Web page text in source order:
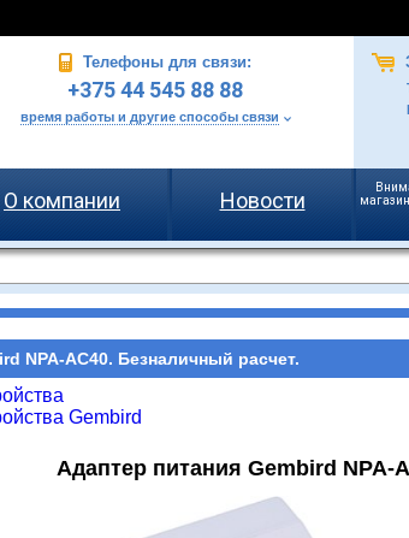
Телефоны для связи:
+375 44 545 88 88
время работы и другие способы связи
О компании Новости
NPA-AC40. Безналичный расчет.
Gembird
Адаптер питания Gembird NPA-